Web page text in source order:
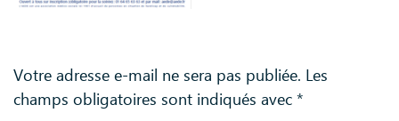
Votre adresse e-mail ne sera pas publiée. Les
champs obligatoires sont indiqués avec *